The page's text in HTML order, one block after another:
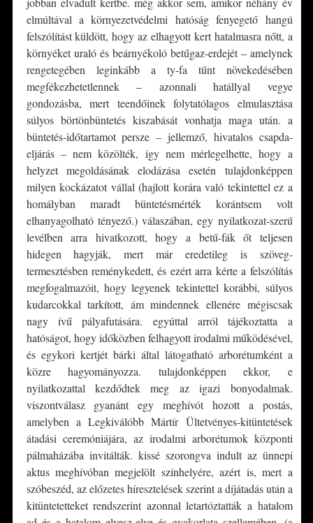
elmúltával a környezetvédelmi hatóság fenyegető hangú
felszólítást küldött, hogy az elhagyott kert hatalmasra nőtt, a
környéket uraló és beárnyékoló betűgaz-erdejét – amelynek
rengetegében leginkább a ty-fa tűnt növekedésében
megfékezhetetlennek – azonnali hatállyal vegye
gondozásba, mert teendőinek folytatólagos elmulasztása
súlyos börtönbüntetés kiszabását vonhatja maga után. a
büntetés-időtartamot persze – jellemző, hivatalos csapda-
eljárás – nem közölték, így nem mérlegelhette, hogy a
helyzet megoldásának elodázása esetén tulajdonképpen
milyen kockázatot vállal (hajlott korára való tekintettel ez a
homályban maradt büntetésmérték korántsem volt
elhanyagolható tényező.) válaszában, egy nyilatkozat-szerű
levélben arra hivatkozott, hogy a betű-fák őt teljesen
hidegen hagyják, mert már eredetileg is szöveg-
termesztésben reménykedett, és ezért arra kérte a felszólítás
megfogalmazóit, hogy legyenek tekintettel korábbi, súlyos
kudarcokkal tarkított, ám mindennek ellenére mégiscsak
nagy ívű pályafutására. egyúttal arról tájékoztatta a
hatóságot, hogy időközben felhagyott irodalmi működésével,
és egykori kertjét bárki által látogatható arborétumként a
közre hagyományozza. tulajdonképpen ekkor, e
nyilatkozattal kezdődtek meg az igazi bonyodalmak.
viszontválasz gyanánt egy meghívót hozott a postás,
amelyben a Legkiválóbb Mártír Ültetvényes-kitüntetések
átadási ceremóniájára, az irodalmi arborétumok központi
pálmaházába invitálták. kissé szorongva indult az ünnepi
aktus meghívóban megjelölt színhelyére, azért is, mert a
szóbeszéd, az előzetes híresztelések szerint a díjátadás után a
kitüntetetteket rendszerint azonnal letartóztatták a hatalom